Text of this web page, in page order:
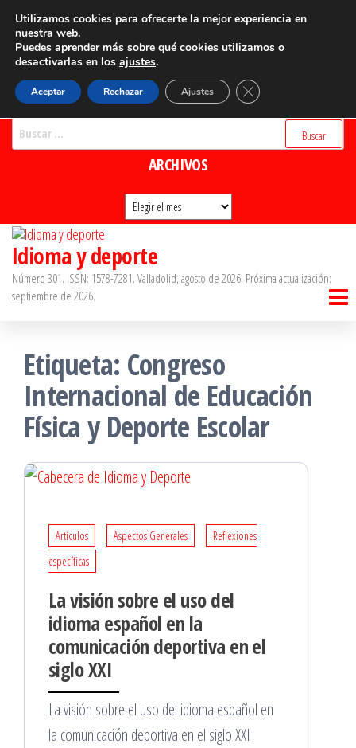
Saltar
contenido
CATEGORÍAS
Categorías
BUSCADOR
ARCHIVOS
Archivos
Idioma y deporte
Número 301. ISSN: 1578-7281. Valladolid, agosto de 2026. Próxima actualización:
septiembre de 2026.
Etiqueta: Congreso
Internacional de Educación
Física y Deporte Escolar
Artículos Aspectos Generales
Reflexiones
específicas
La visión sobre el uso del
idioma español en la
comunicación deportiva en el
siglo XXI
La visión sobre el uso del idioma español en
la comunicación deportiva en el siglo XXI
Utilizamos cookies para ofrecerte la mejor experiencia en
nuestra web.
Puedes aprender más sobre qué cookies utilizamos o
desactivarlas en los ajustes.
Aceptar Rechazar Ajustes Cerrar el banner de